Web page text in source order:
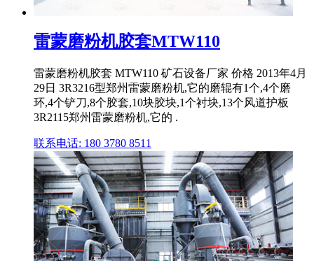
雷蒙磨粉机胶套MTW110
雷蒙磨粉机胶套 MTW110 矿石设备厂家 价格 2013年4月
29日 3R3216型郑州雷蒙磨粉机,它的磨辊有1个,4个磨
环,4个铲刀,8个胶套,10块胶块,1个衬块,13个风道护板
3R2115郑州雷蒙磨粉机,它的 .
联系电话: 180 3780 8511